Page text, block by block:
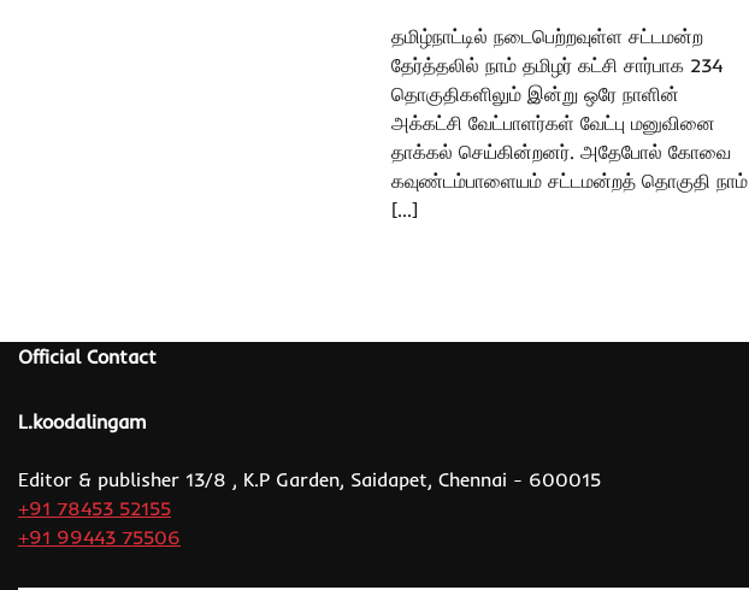
தமிழ்நாட்டில் நடைபெற்றவுள்ள சட்டமன்ற
தேர்த்தலில் நாம் தமிழர் கட்சி சார்பாக 234
தொகுதிகளிலும் இன்று ஒரே நாளின்
அக்கட்சி வேட்பாளர்கள் வேட்பு மனுவினை
தாக்கல் செய்கின்றனர். அதேபோல் கோவை
கவுண்டம்பாளையம் சட்டமன்றத் தொகுதி நாம்
[…]
Official Contact
L.koodalingam
Editor & publisher 13/8 , K.P Garden, Saidapet, Chennai - 600015
+91 78453 52155
+91 99443 75506